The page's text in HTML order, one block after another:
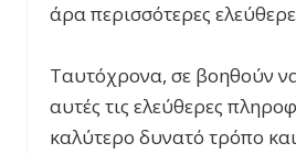
άρα περισσότερες
Ταυτόχρονα, σε βοηθούν
αυτές τις ελεύθερες
καλύτερο δυνατό τρόπο